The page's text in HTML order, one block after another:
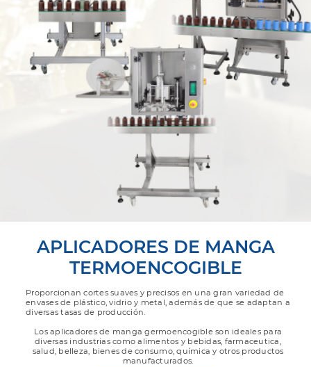
APLICADORES DE MANGA
TERMOENCOGIBLE
Proporcionan cortes suaves y precisos en una gran variedad de
envases de plástico, vidrio y metal, además de que se adaptan a
diversas tasas de producción.
Los aplicadores de manga germoencogible son ideales para
diversas industrias como alimentos y bebidas, farmaceutica,
salud, belleza, bienes de consumo, química y otros productos
manufacturados.